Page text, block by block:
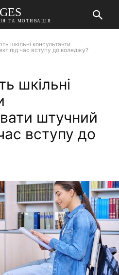
GES
ТА МОТИВАЦІЯ
шкільні консультанти
під час вступу до коледжу?
шкільні
штучний
вступу до